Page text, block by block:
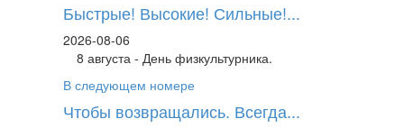
Быстрые! Высокие! Сильные!...
2026-08-06
8 августа - День физкультурника.
В следующем номере
Чтобы возвращались. Всегда...